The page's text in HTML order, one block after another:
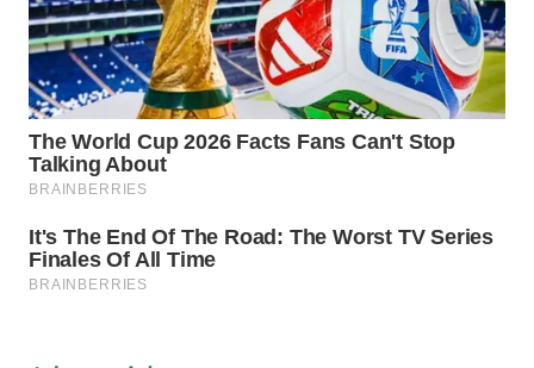
Wahana
Network
KONSUMEN
LISTRIK
MASYARAKAT
KELISTRIKAN
WALINKI